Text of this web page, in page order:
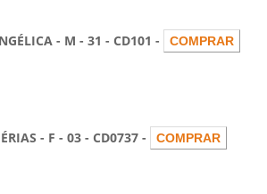
- M - 31 - CD101 -
- F - 03 - CD0737 -